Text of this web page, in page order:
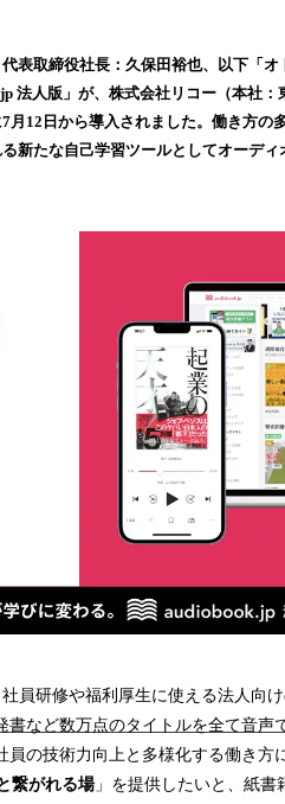
表取締役社長：久保田裕也、以下「
法人版」が、株式会社リコー（本社
月12日から導入されました。働き方の
新たな自己学習ツールとしてオーディ
員研修や福利厚生に使える法人向
書など数万点のタイトルを全て音声
の技術力向上と多様化する働き方
繋がれる場」を提供したいと、紙書